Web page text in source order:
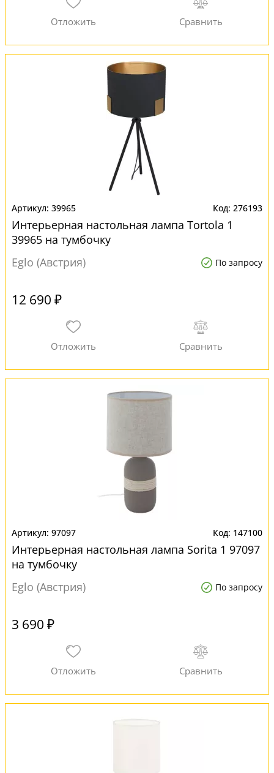
39965 276193
Интерьерная настольная лампа Tortola 1
39965 на тумбочку
Eglo (Австрия)
По запросу
12 690 ₽
97097 147100
Интерьерная настольная лампа Sorita 1 97097
на тумбочку
Eglo (Австрия)
По запросу
3 690 ₽